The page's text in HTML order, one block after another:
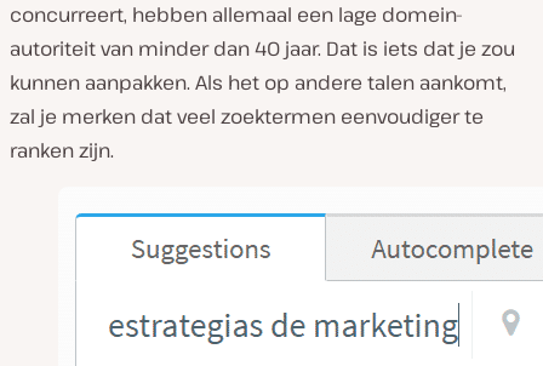
concurreert, hebben allemaal een lage domein-
autoriteit van minder dan 40 jaar. Dat is iets dat je zou
kunnen aanpakken. Als het op andere talen aankomt,
zal je merken dat veel zoektermen eenvoudiger te
ranken zijn.